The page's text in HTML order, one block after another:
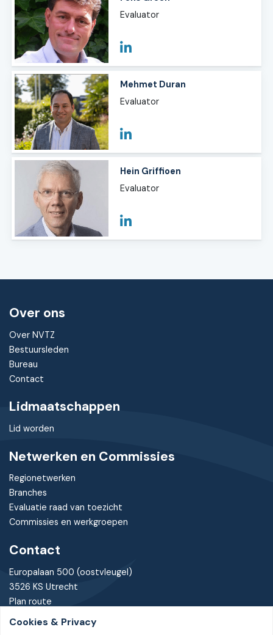
Cookies & Privacy
Evaluator
Mehmet Duran
Evaluator
Hein Griffioen
Evaluator
Over ons
Over NVTZ
Bestuursleden
Bureau
Contact
Lidmaatschappen
Lid worden
Netwerken en Commissies
Regionetwerken
Branches
Evaluatie raad van toezicht
Commissies en werkgroepen
Contact
Europalaan 500 (oostvleugel)
3526 KS Utrecht
Plan route